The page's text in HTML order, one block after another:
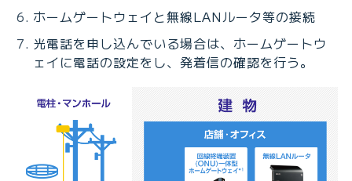
ホームゲートウェイと無線LANルータ等の接続
光電話を申し込んでいる場合は、ホームゲートウ
ェイに電話の設定をし、発着信の確認を行う。